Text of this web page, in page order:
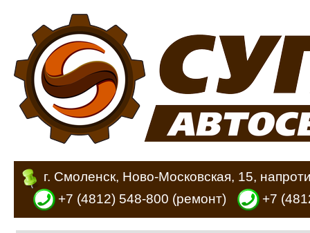
г. Смоленск, Ново-Московская, 15,
+7 (4812) 548-800 (ремонт) +7